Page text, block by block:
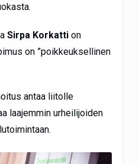
Sirpa Korkattion
on ”poikkeuksellinen
antaa liitolle
laajemmin urheilijoiden